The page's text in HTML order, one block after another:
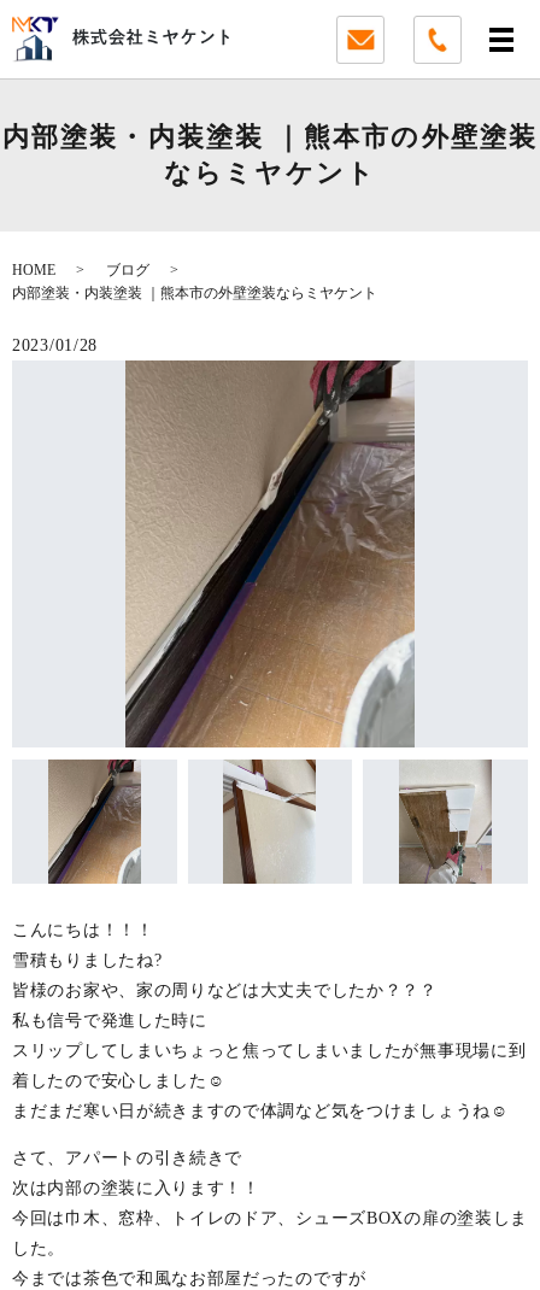
内部塗装・内装塗装 ｜熊本市の外壁塗装
ならミヤケント
HOME
ブログ
内部塗装・内装塗装 ｜熊本市の外壁塗装ならミヤケント
2023/01/28
こんにちは！！！
雪積もりましたね?
皆様のお家や、家の周りなどは大丈夫でしたか？？？
私も信号で発進した時に
スリップしてしまいちょっと焦ってしまいましたが無事現場に到
着したので安心しました☺️
まだまだ寒い日が続きますので体調など気をつけましょうね☺︎
さて、アパートの引き続きで
次は内部の塗装に入ります！！
今回は巾木、窓枠、トイレのドア、シューズBOXの扉の塗装しま
した。
今までは茶色で和風なお部屋だったのですが